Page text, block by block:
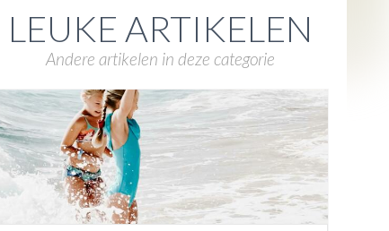
LEUKE ARTIKELEN
Andere artikelen in deze categorie